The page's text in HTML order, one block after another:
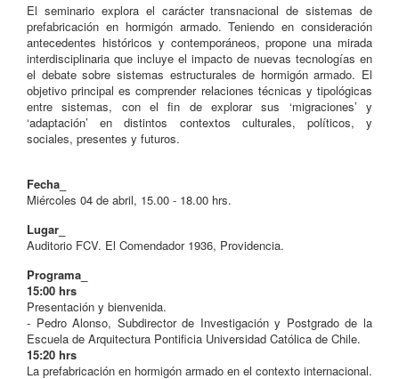
El seminario explora el carácter transnacional de sistemas de
prefabricación en hormigón armado. Teniendo en consideración
antecedentes históricos y contemporáneos, propone una mirada
interdisciplinaria que incluye el impacto de nuevas tecnologías en
el debate sobre sistemas estructurales de hormigón armado. El
objetivo principal es comprender relaciones técnicas y tipológicas
entre sistemas, con el fin de explorar sus ‘migraciones’ y
‘adaptación’ en distintos contextos culturales, políticos, y
sociales, presentes y futuros.
Fecha_
Miércoles 04 de abril, 15.00 - 18.00 hrs.
Lugar_
Auditorio FCV. El Comendador 1936, Providencia.
Programa_
15:00 hrs
Presentación y bienvenida.
- Pedro Alonso, Subdirector de Investigación y Postgrado de la
Escuela de Arquitectura Pontificia Universidad Católica de Chile.
15:20 hrs
La prefabricación en hormigón armado en el contexto internacional.